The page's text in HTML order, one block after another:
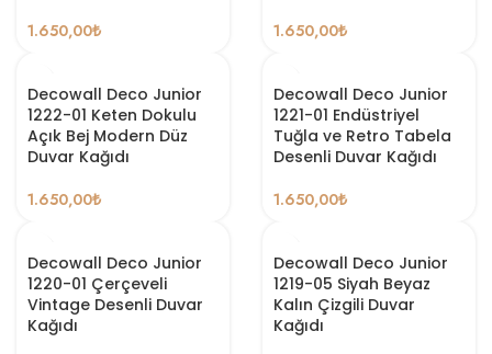
1.650,00₺
1.650,00₺
Decowall Deco Junior
1222-01 Keten Dokulu
Açık Bej Modern Düz
Duvar Kağıdı
1.650,00₺
Decowall Deco Junior
1221-01 Endüstriyel
Tuğla ve Retro Tabela
Desenli Duvar Kağıdı
1.650,00₺
Decowall Deco Junior
1220-01 Çerçeveli
Vintage Desenli Duvar
Kağıdı
Decowall Deco Junior
1219-05 Siyah Beyaz
Kalın Çizgili Duvar
Kağıdı